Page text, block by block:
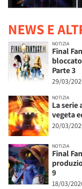
NEWS E
NOTIZIA
Final
Parte 3
29/03/
NOTIZIA
La serie
vegeta
20/03/
NOTIZIA
Final
9
18/03/